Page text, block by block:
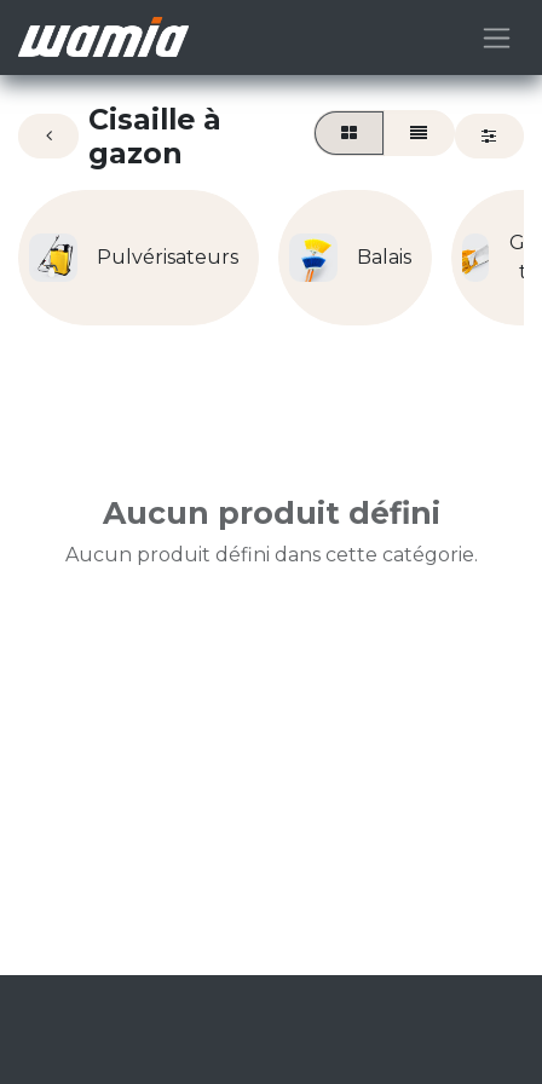
Cisaille à
gazon
Pulvérisateurs Balais
Aucun produit défini
Aucun produit défini dans cette catégorie.